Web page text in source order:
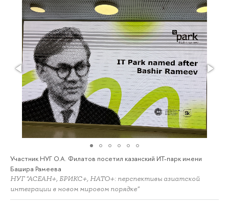
Участник НУГ О.А. Филатов посетил казанский ИТ-парк имени
Башира Рамеева
НУГ "АСЕАН+, БРИКС+, НАТО+: перспективы азиатской
интеграции в новом мировом порядке"